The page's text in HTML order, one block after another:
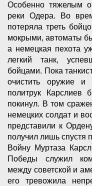
Особенно тяжелым
реки Одера. Во
потеряла треть
мокрыми, автоматы
а немецкая пехота
легкий танк,
бойцами. Пока
очистить оружие
политрук
покинул. В том
немецких солдат и
представили к
получил лишь спустя
Войну Муртаза
Победы служил
между советской и
его тревожила